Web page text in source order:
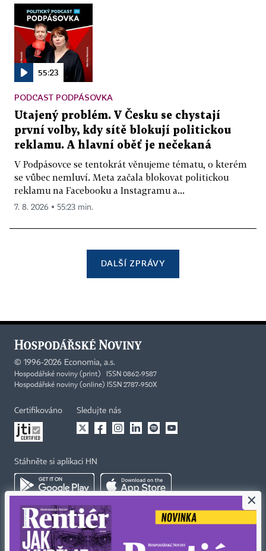
55:23
PODCAST PODPÁSOVKA
Utajený problém. V Česku se chystají
první volby, kdy sítě blokují politickou
reklamu. A hlavní oběť je nečekaná
V Podpásovce se tentokrát věnujeme tématu, o kterém
se vůbec nemluví. Meta začala blokovat politickou
reklamu na Facebooku a Instagramu a...
7. 8. 2026 ▪ 55:23 min.
DALŠÍ ZPRÁVY
© 1996-2026 Economia, a.s.
Hospodářské noviny (print) ISSN 0862-9587
Hospodářské noviny (online) ISSN 2787-950X
Certifikováno Sledujte nás
Stáhněte si aplikaci HN
Kontakty Ochrana osobních údajů
×